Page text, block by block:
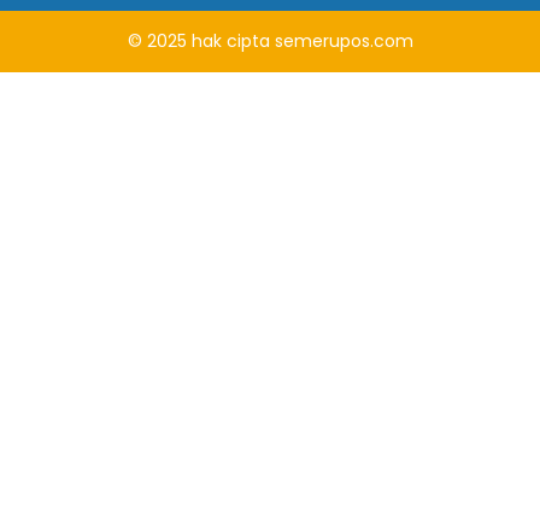
© 2025 hak cipta semerupos.com